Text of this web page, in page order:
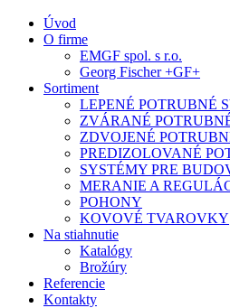
Úvod
O firme
EMGF spol. s r.o.
Georg Fischer +GF+
Sortiment
LEPENÉ POTRUBNÉ
ZVÁRANÉ
ZDVOJENÉ
PREDIZOLOVANÉ
SYSTÉMY PRE
MERANIE A
POHONY
KOVOVÉ TVAROVKY
Na stiahnutie
Katalógy
Brožúry
Referencie
Kontakty